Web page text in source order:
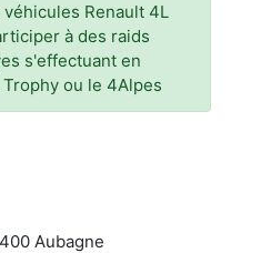
Renault 4L
à des raids
s'effectuant en
ou le 4Alpes
Aubagne